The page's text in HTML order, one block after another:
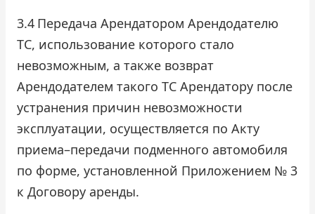
3.4 Передача Арендатором Арендодателю
ТС, использование которого стало
невозможным, а также возврат
Арендодателем такого ТС Арендатору после
устранения причин невозможности
эксплуатации, осуществляется по Акту
приема–передачи подменного автомобиля
по форме, установленной Приложением № 3
к Договору аренды.